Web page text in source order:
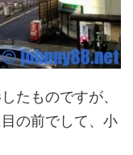
たものですが、
の前でして、小